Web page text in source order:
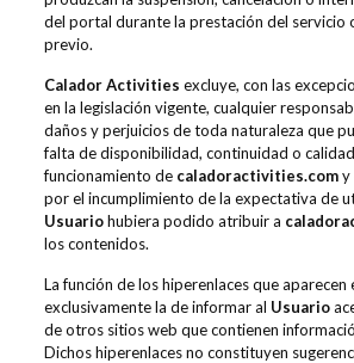
del portal durante la prestación del servicio
previo.
Calador Activities excluye, con las
en la legislación vigente, cualquier
daños y perjuicios de toda naturaleza que
falta de disponibilidad, continuidad o
funcionamiento de caladoractivities.comy
por el incumplimiento de la expectativa de
Usuariohubiera podido atribuir a
los contenidos.
La función de los hiperenlaces que aparecen
exclusivamente la de informar al Usuario
de otros sitios web que contienen
Dichos hiperenlaces no constituyen